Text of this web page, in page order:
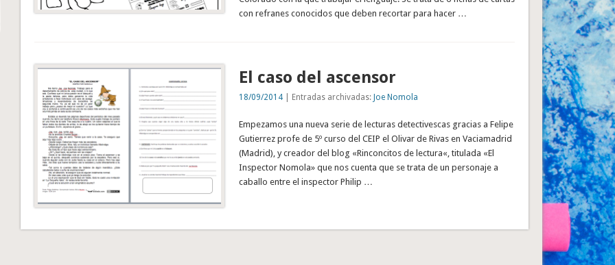
con refranes conocidos que deben recortar para hacer …
El caso del ascensor
18/09/2014| Entradas archivadas: Joe Nomola
Empezamos una nueva serie de lecturas detectivescas gracias a Felipe
Gutierrez profe de 5º curso del CEIP el Olivar de Rivas en Vaciamadrid
(Madrid), y creador del blog «Rinconcitos de lectura«, titulada «El
Inspector Nomola» que nos cuenta que se trata de un personaje a
caballo entre el inspector Philip …